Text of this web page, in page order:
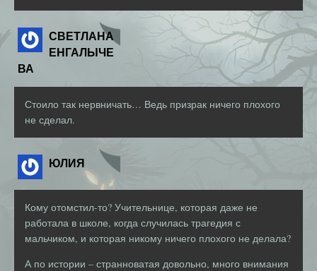
СВЕТЛАНА
ЕНГАЛЫЧЕ
ВА
Стоило так нервничать… Ведь призрак ничего плохого
не сделал.
ЮЛИЯ
Кому отомстил-то? Учительнице, которая даже не
работала в школе, когда случилась трагедия с
мальчиком, и которая никому ничего плохого не делала?
А по истории – странноватая довольно, много внимания